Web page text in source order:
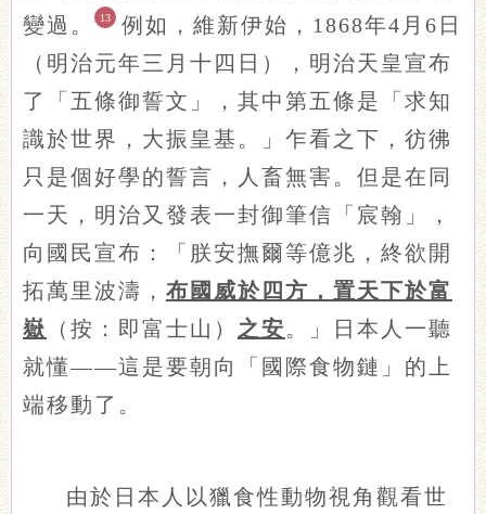
變過。
13
例如，維新伊始，1868年4月6日
（明治元年三月十四日），明治天皇宣布
了「五條御誓文」，其中第五條是「求知
識於世界，大振皇基。」乍看之下，彷彿
只是個好學的誓言，人畜無害。但是在同
一天，明治又發表一封御筆信「宸翰」，
向國民宣布：「朕安撫爾等億兆，終欲開
拓萬里波濤， 布國威於四方，置天下於富
嶽 （按：即富士山） 之安。」日本人一聽
就懂——這是要朝向「國際食物鏈」的上
端移動了。
由於日本人以獵食性動物視角觀看世